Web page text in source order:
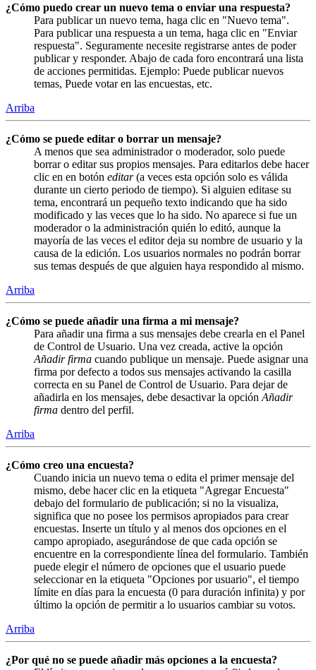
¿Cómo puedo crear un nuevo tema o enviar una respuesta?
Para publicar un nuevo tema, haga clic en "Nuevo tema".
Para publicar una respuesta a un tema, haga clic en "Enviar
respuesta". Seguramente necesite registrarse antes de poder
publicar y responder. Abajo de cada foro encontrará una lista
de acciones permitidas. Ejemplo: Puede publicar nuevos
temas, Puede votar en las encuestas, etc.
Arriba
¿Cómo se puede editar o borrar un mensaje?
A menos que sea administrador o moderador, solo puede
borrar o editar sus propios mensajes. Para editarlos debe hacer
clic en en botón editar(a veces esta opción solo es válida
durante un cierto periodo de tiempo). Si alguien editase su
tema, encontrará un pequeño texto indicando que ha sido
modificado y las veces que lo ha sido. No aparece si fue un
moderador o la administración quién lo editó, aunque la
mayoría de las veces el editor deja su nombre de usuario y la
causa de la edición. Los usuarios normales no podrán borrar
sus temas después de que alguien haya respondido al mismo.
Arriba
¿Cómo se puede añadir una firma a mi mensaje?
Para añadir una firma a sus mensajes debe crearla en el Panel
de Control de Usuario. Una vez creada, active la opción
Añadir firma cuando publique un mensaje. Puede asignar una
firma por defecto a todos sus mensajes activando la casilla
correcta en su Panel de Control de Usuario. Para dejar de
añadirla en los mensajes, debe desactivar la opción Añadir
firma dentro del perfil.
Arriba
¿Cómo creo una encuesta?
Cuando inicia un nuevo tema o edita el primer mensaje del
mismo, debe hacer clic en la etiqueta "Agregar Encuesta"
debajo del formulario de publicación; si no la visualiza,
significa que no posee los permisos apropiados para crear
encuestas. Inserte un título y al menos dos opciones en el
campo apropiado, asegurándose de que cada opción se
encuentre en la correspondiente línea del formulario. También
puede elegir el número de opciones que el usuario puede
seleccionar en la etiqueta "Opciones por usuario", el tiempo
límite en días para la encuesta (0 para duración infinita) y por
último la opción de permitir a lo usuarios cambiar su votos.
Arriba
¿Por qué no se puede añadir más opciones a la encuesta?